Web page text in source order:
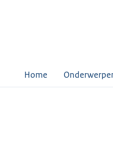
Home